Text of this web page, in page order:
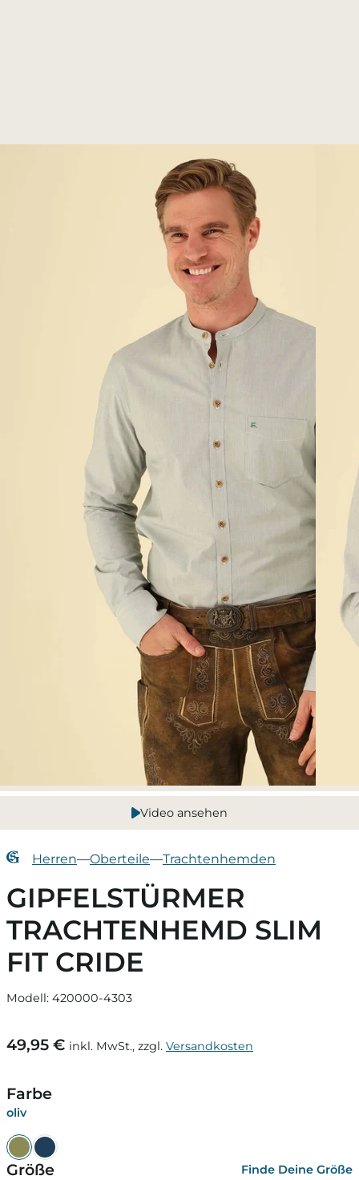
Video ansehen
Herren—Oberteile—Trachtenhemden
GIPFELSTÜRMER
TRACHTENHEMD SLIM
FIT CRIDE
Modell: 420000-4303
49,95 € inkl. MwSt., zzgl. Versandkosten
Farbe
oliv
Größe Finde Deine Größe